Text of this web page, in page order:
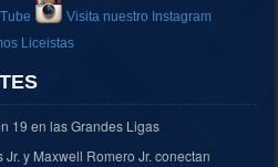
Visita nuestro Instagram
Liceistas
19 en las Grandes Ligas
y Maxwell Romero Jr. conectan